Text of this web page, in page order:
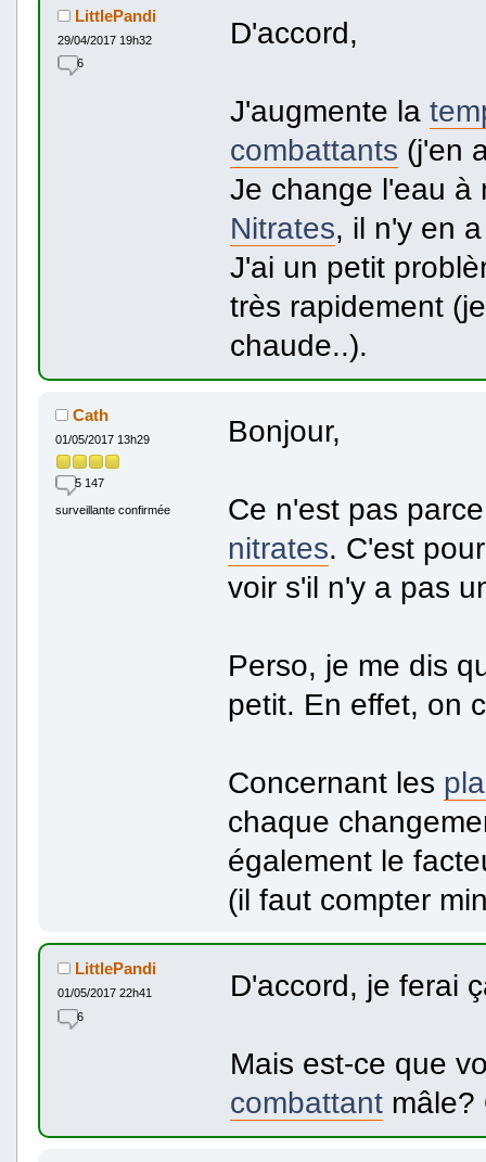
LittlePandi
29/04/2017 19h32
6
D'accord,
J'augmente la
combattants (j'en
Je change l'eau à
Nitrates, il n'y en
J'ai un petit
très rapidement
chaude..).
Cath
01/05/2017 13h29
5 147
surveillante confirmée
Bonjour,
Ce n'est pas
nitrates. C'est
voir s'il n'y a pas
Perso, je me dis
petit. En effet, on
Concernant les
chaque
également le
(il faut compter
LittlePandi
01/05/2017 22h41
6
D'accord, je ferai
Mais est-ce que
combattantmâle?